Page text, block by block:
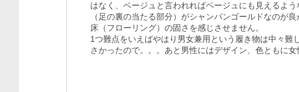
はなく、ベージュと言われればベージュにも見えるよ
（足の裏の当たる部分）がシャンパンゴールドなのが
床（フローリング）の固さを感じさせません。
1つ難点をいえばやはり男女兼用という履き物は中々
さかったので。。。あと男性にはデザイン、色ともに女